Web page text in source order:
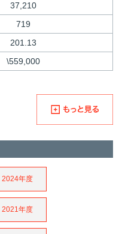
37,210
719
201.13
\559,000
2024年度
2021年度